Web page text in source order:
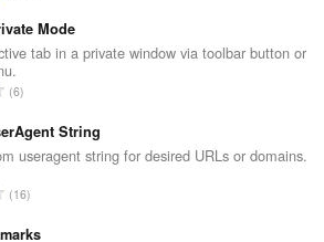
ł
k
o
w
t
a
l
c
Mode
tab in a private window via toolbar button or
C
ł
k
w
6
String
useragent string for desired URLs or domains.
C
ł
16